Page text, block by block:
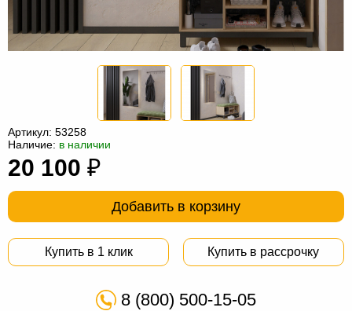
мебель
Столы
Кресла-
мешки
Мебель
из
Садовая
оборудование
Артикул: 53258
Наличие: в наличии
20 100 ₽
Добавить в корзину
Купить в 1 клик Купить в рассрочку
8 (800) 500-15-05